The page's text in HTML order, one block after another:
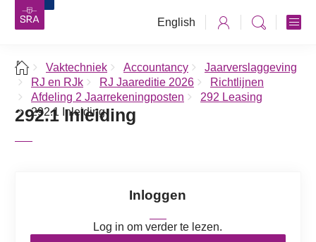
English
Vaktechniek Accountancy
Jaarverslaggeving
RJ en RJk
RJ Jaareditie 2026
Richtlijnen
Afdeling 2 Jaarrekeningposten
292 Leasing
292.1 Inleiding
292.1 Inleiding
Inloggen
Log in om verder te lezen.